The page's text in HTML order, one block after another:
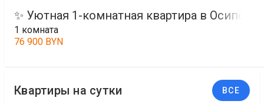
✨ Уютная 1-комнатная квартира в
1 комната
76 900 BYN
Квартиры на сутки ВСЕ